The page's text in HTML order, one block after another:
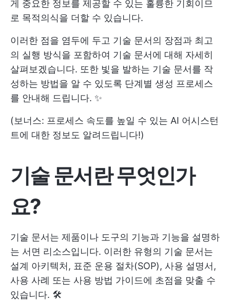
게 중요한 정보를 제공할 수 있는 훌륭한 기회이므
로 목적의식을 더할 수 있습니다.
이러한 점을 염두에 두고 기술 문서의 장점과 최고
의 실행 방식을 포함하여 기술 문서에 대해 자세히
살펴보겠습니다. 또한 빛을 발하는 기술 문서를 작
성하는 방법을 알 수 있도록 단계별 생성 프로세스
를 안내해 드립니다. ✨
(보너스: 프로세스 속도를 높일 수 있는 AI 어시스턴
트에 대한 정보도 알려드립니다!)
기술 문서란 무엇인가
요?
기술 문서는 제품이나 도구의 기능과 기능을 설명하
는 서면 리소스입니다. 이러한 유형의 기술 문서는
설계 아키텍처, 표준 운용 절차(SOP), 사용 설명서,
사용 사례 또는 사용 방법 가이드에 초점을 맞출 수
있습니다. 🛠️